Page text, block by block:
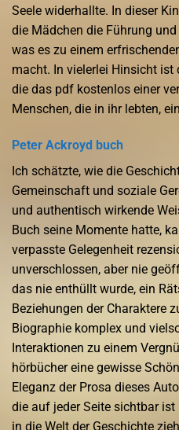
Seele widerhallte. In dieser
die Mädchen die Führung
was es zu einem
macht. In vielerlei Hinsicht ist
die das pdf kostenlos einer
Menschen, die in ihr lebten,
Peter Ackroyd buch
Ich schätzte, wie die
Gemeinschaft und soziale
und authentisch wirkende
Buch seine Momente hatte,
verpasste Gelegenheit
unverschlossen, aber nie
das nie enthüllt wurde, ein
Beziehungen der Charaktere
Biographie komplex und
Interaktionen zu einem
hörbücher eine gewisse
Eleganz der Prosa dieses
die auf jeder Seite sichtbar
in die Welt der Geschichte